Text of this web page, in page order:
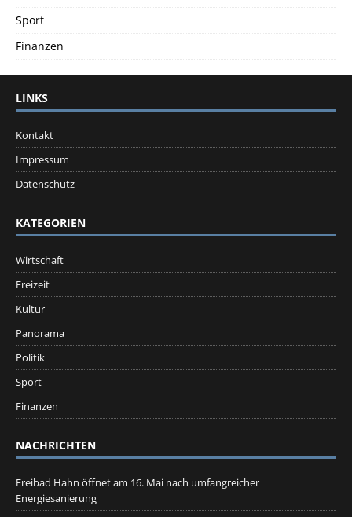
Sport
Finanzen
LINKS
Kontakt
Impressum
Datenschutz
KATEGORIEN
Wirtschaft
Freizeit
Kultur
Panorama
Politik
Sport
Finanzen
NACHRICHTEN
Freibad Hahn öffnet am 16. Mai nach umfangreicher
Energiesanierung